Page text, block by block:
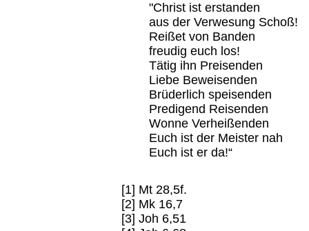
"Christ ist erstanden
aus der Verwesung Schoß!
Reißet von Banden
freudig euch los!
Tätig ihn Preisenden
Liebe Beweisenden
Brüderlich speisenden
Predigend Reisenden
Wonne Verheißenden
Euch ist der Meister nah
Euch ist er da!“
[1] Mt 28,5f.
[2] Mk 16,7
[3] Joh 6,51